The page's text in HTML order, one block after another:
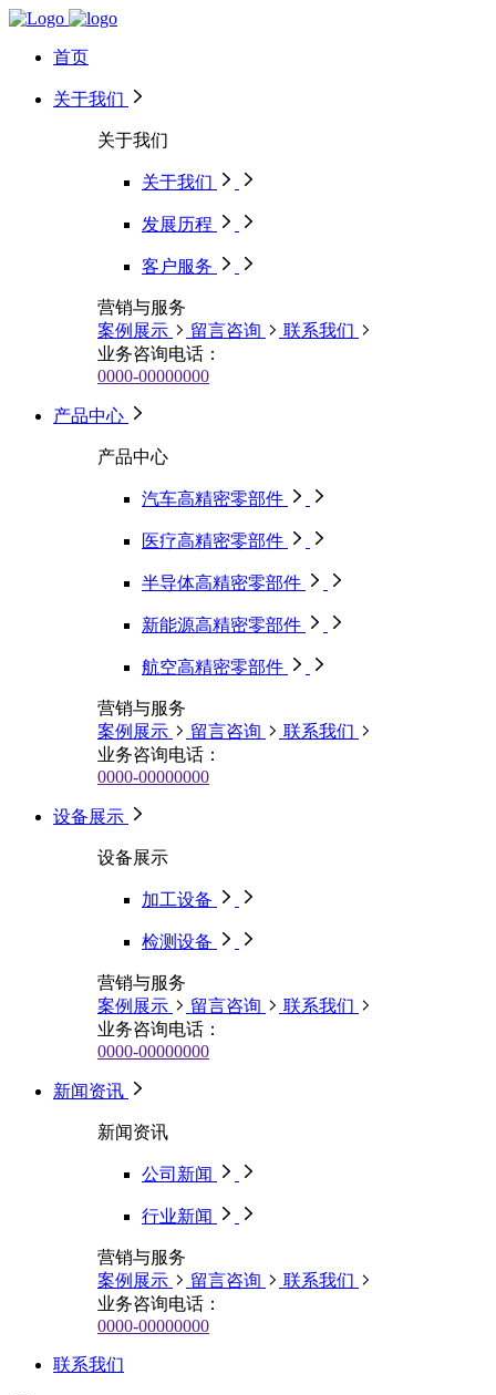
首页
关于我们
关于我们
关于我们
发展历程
客户服务
营销与服务
案例展示
留言咨询
联系我们
业务咨询电话：
0000-00000000
产品中心
产品中心
汽车高精密零部件
医疗高精密零部件
半导体高精密零部件
新能源高精密零部件
航空高精密零部件
营销与服务
案例展示
留言咨询
联系我们
业务咨询电话：
0000-00000000
设备展示
设备展示
加工设备
检测设备
营销与服务
案例展示
留言咨询
联系我们
业务咨询电话：
0000-00000000
新闻资讯
新闻资讯
公司新闻
行业新闻
营销与服务
案例展示
留言咨询
联系我们
业务咨询电话：
0000-00000000
联系我们